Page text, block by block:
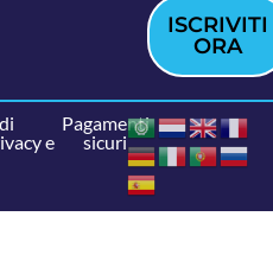
ISCRIVITI
ORA
e
Pagamenti
sicuri